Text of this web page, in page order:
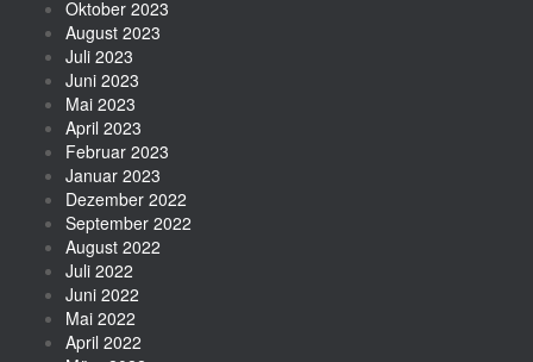
Oktober 2023
August 2023
Juli 2023
Juni 2023
Mai 2023
April 2023
Februar 2023
Januar 2023
Dezember 2022
September 2022
August 2022
Juli 2022
Juni 2022
Mai 2022
April 2022